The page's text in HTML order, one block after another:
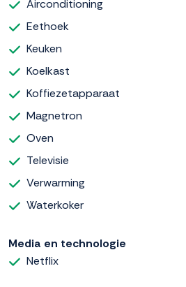
Airconditioning
Eethoek
Keuken
Koelkast
Koffiezetapparaat
Magnetron
Oven
Televisie
Verwarming
Waterkoker
Media en technologie
Netflix